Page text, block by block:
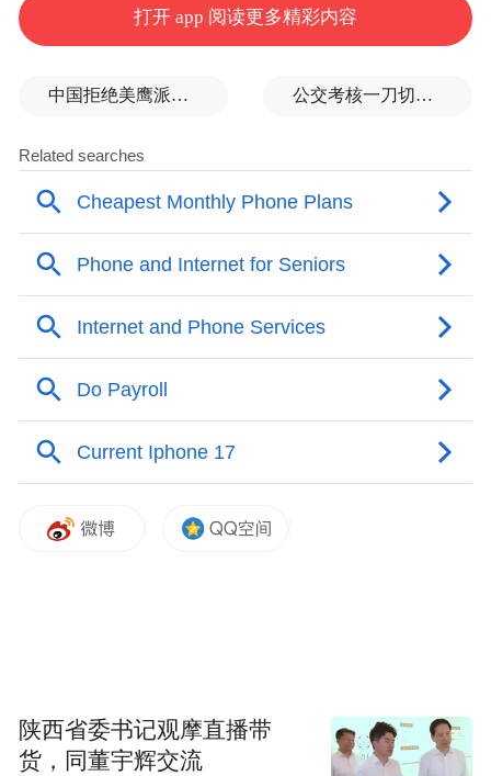
IT之家查询获悉，小米汽车运动体验中心原
14 个弯角，10 左 4 右。
打开 app 阅读更多精彩内容
中国拒绝美鹰派副防长访华？弦外之音被热议 公交考核一刀切司机不敢开空调：别把压力转嫁一线员工
陕西省委书记观摩直播带
货，同董宇辉交流